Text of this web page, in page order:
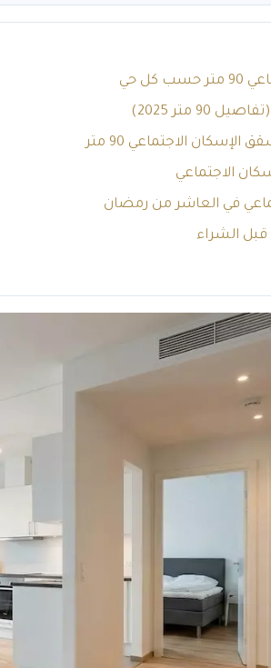
كل حي
متر 2025)
الاجتماعي 90 متر
الاجتماعي
في العاشر من رمضان
الشراء